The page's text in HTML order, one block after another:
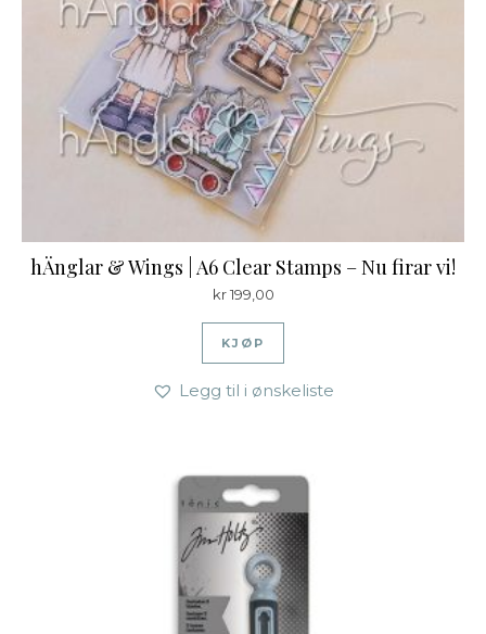
hÄnglar & Wings | A6 Clear Stamps – Nu firar vi!
kr199,00
KJØP
Legg til i ønskeliste